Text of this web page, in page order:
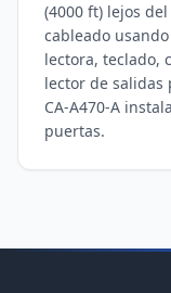
(4000 ft) lejos
cableado usando
lectora, teclado,
lector de salidas
CA-A470-A
puertas.